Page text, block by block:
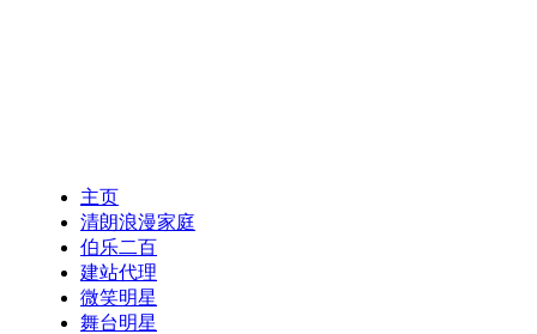
主页
清朗浪漫家庭
伯乐二百
建站代理
微笑明星
舞台明星